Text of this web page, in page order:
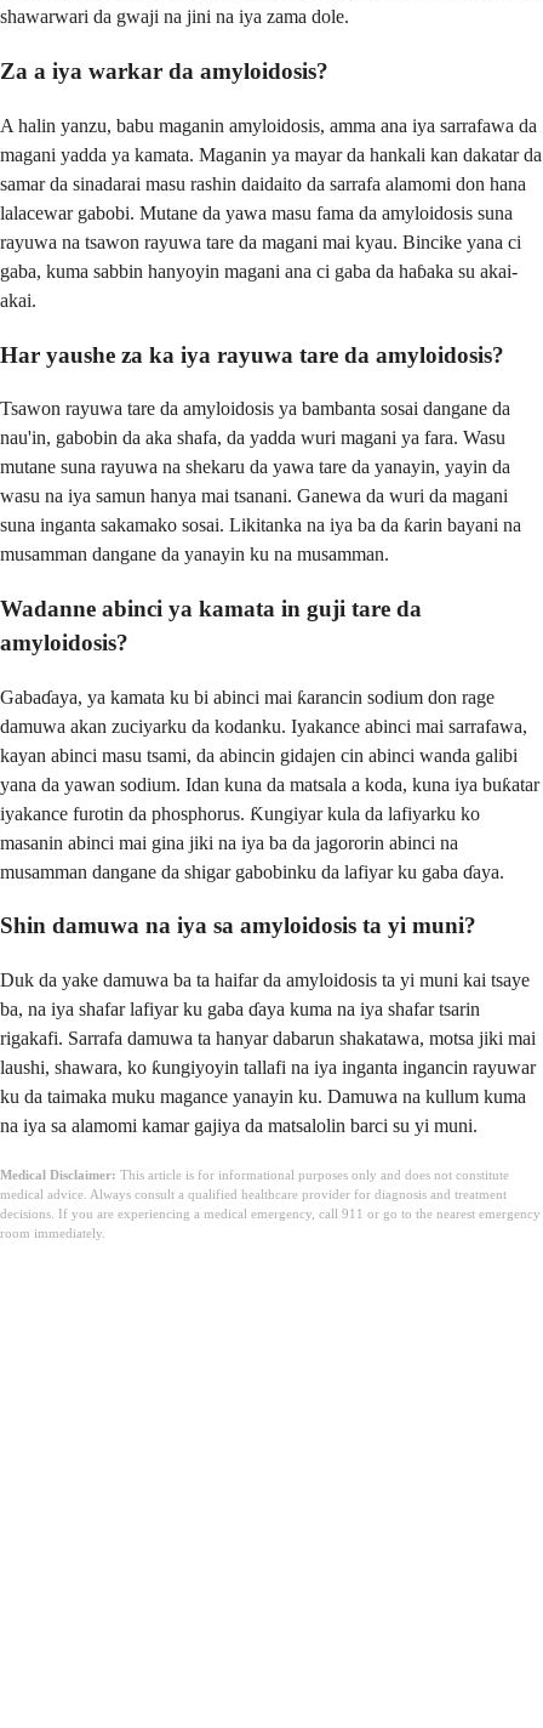
shawarwari da gwaji na jini na iya zama dole.
Za a iya warkar da amyloidosis?
A halin yanzu, babu maganin amyloidosis, amma ana iya sarrafawa da
magani yadda ya kamata. Maganin ya mayar da hankali kan dakatar da
samar da sinadarai masu rashin daidaito da sarrafa alamomi don hana
lalacewar gabobi. Mutane da yawa masu fama da amyloidosis suna
rayuwa na tsawon rayuwa tare da magani mai kyau. Bincike yana ci
gaba, kuma sabbin hanyoyin magani ana ci gaba da haɓaka su akai-
akai.
Har yaushe za ka iya rayuwa tare da amyloidosis?
Tsawon rayuwa tare da amyloidosis ya bambanta sosai dangane da
nau'in, gabobin da aka shafa, da yadda wuri magani ya fara. Wasu
mutane suna rayuwa na shekaru da yawa tare da yanayin, yayin da
wasu na iya samun hanya mai tsanani. Ganewa da wuri da magani
suna inganta sakamako sosai. Likitanka na iya ba da ƙarin bayani na
musamman dangane da yanayin ku na musamman.
Wadanne abinci ya kamata in guji tare da
amyloidosis?
Gabaɗaya, ya kamata ku bi abinci mai ƙarancin sodium don rage
damuwa akan zuciyarku da kodanku. Iyakance abinci mai sarrafawa,
kayan abinci masu tsami, da abincin gidajen cin abinci wanda galibi
yana da yawan sodium. Idan kuna da matsala a koda, kuna iya buƙatar
iyakance furotin da phosphorus. Ƙungiyar kula da lafiyarku ko
masanin abinci mai gina jiki na iya ba da jagororin abinci na
musamman dangane da shigar gabobinku da lafiyar ku gaba ɗaya.
Shin damuwa na iya sa amyloidosis ta yi muni?
Duk da yake damuwa ba ta haifar da amyloidosis ta yi muni kai tsaye
ba, na iya shafar lafiyar ku gaba ɗaya kuma na iya shafar tsarin
rigakafi. Sarrafa damuwa ta hanyar dabarun shakatawa, motsa jiki mai
laushi, shawara, ko ƙungiyoyin tallafi na iya inganta ingancin rayuwar
ku da taimaka muku magance yanayin ku. Damuwa na kullum kuma
na iya sa alamomi kamar gajiya da matsalolin barci su yi muni.
Medical Disclaimer: This article is for informational purposes only and does not constitute
medical advice. Always consult a qualified healthcare provider for diagnosis and treatment
decisions. If you are experiencing a medical emergency, call 911 or go to the nearest emergency
room immediately.